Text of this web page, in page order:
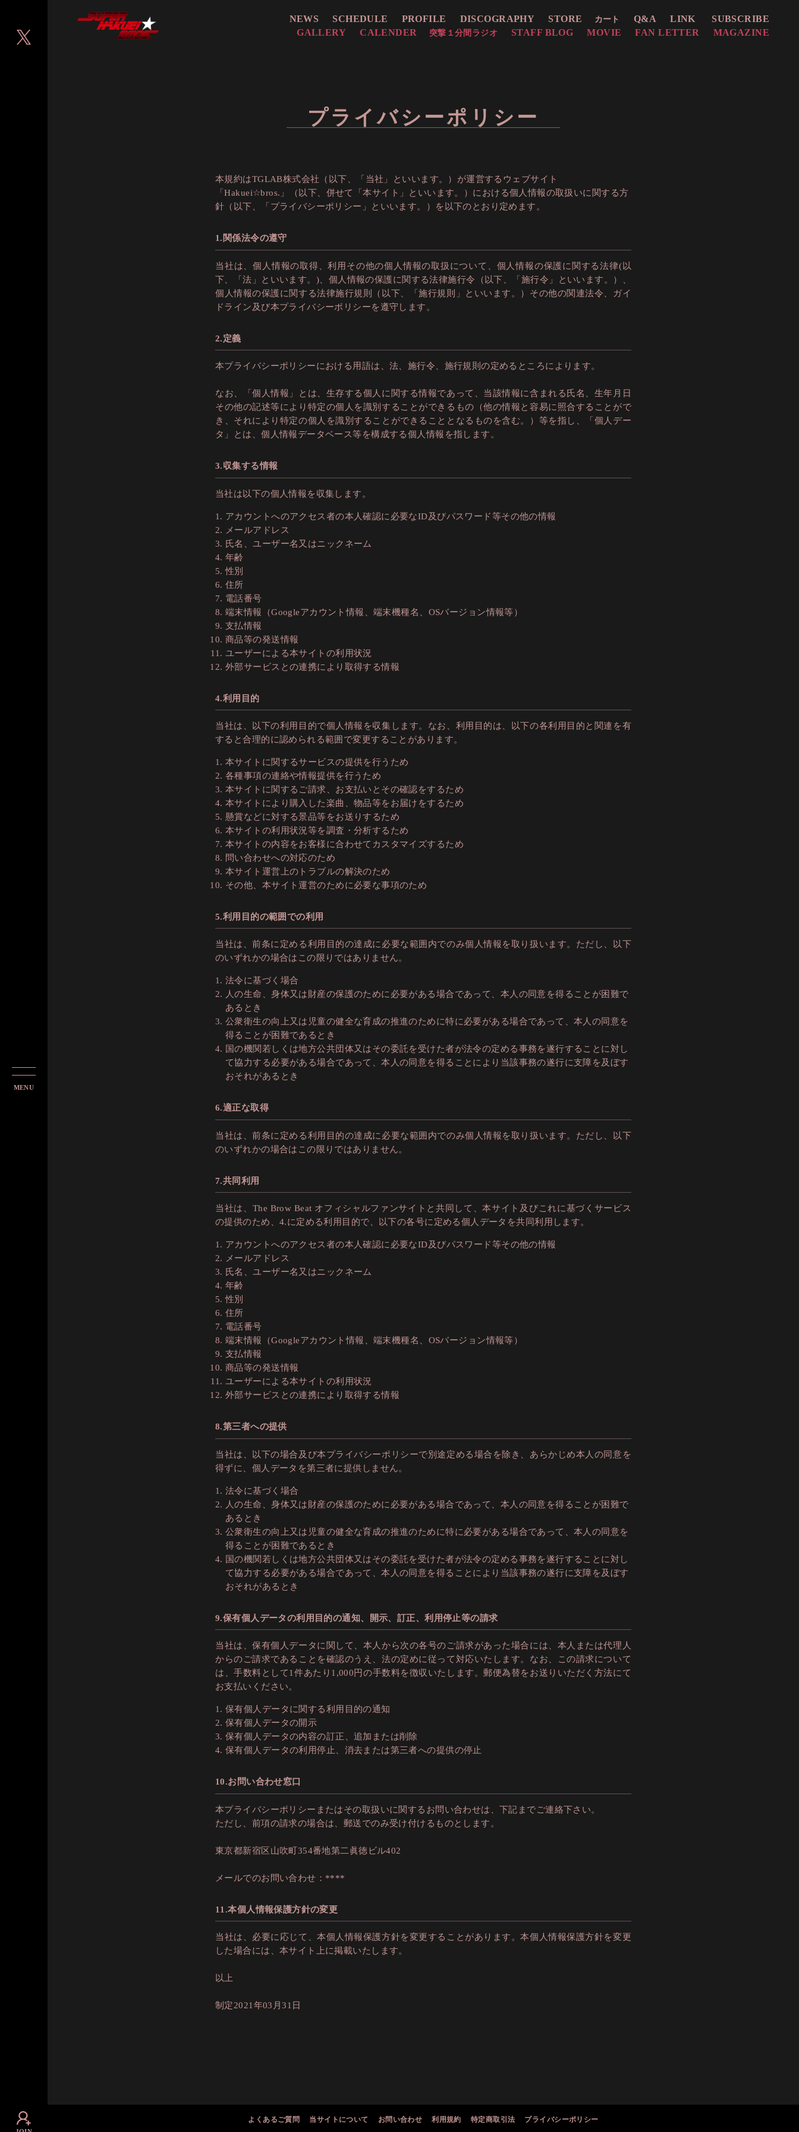
NEWS SCHEDULE PROFILE DISCOGRAPHY STORE カート Q&A LINK
SUBSCRIBE
GALLERY
CALENDER 突撃１分間ラジオ STAFF BLOG MOVIE FAN LETTER MAGAZINE
プライバシーポリシー
本規約はTGLAB株式会社（以下、「当社」といいます。）が運営するウェブサイト
「Hakuei☆bros.」（以下、併せて「本サイト」といいます。）における個人情報の取扱いに関する方
針（以下、「プライバシーポリシー」といいます。）を以下のとおり定めます。
1.関係法令の遵守
当社は、個人情報の取得、利用その他の個人情報の取扱について、個人情報の保護に関する法律(以
下、「法」といいます。)、個人情報の保護に関する法律施行令（以下、「施行令」といいます。）、
個人情報の保護に関する法律施行規則（以下、「施行規則」といいます。）その他の関連法令、ガイ
ドライン及び本プライバシーポリシーを遵守します。
2.定義
本プライバシーポリシーにおける用語は、法、施行令、施行規則の定めるところによります。
なお、「個人情報」とは、生存する個人に関する情報であって、当該情報に含まれる氏名、生年月日
その他の記述等により特定の個人を識別することができるもの（他の情報と容易に照合することがで
き、それにより特定の個人を識別することができることとなるものを含む。）等を指し、「個人デー
タ」とは、個人情報データベース等を構成する個人情報を指します。
3.収集する情報
当社は以下の個人情報を収集します。
アカウントへのアクセス者の本人確認に必要なID及びパスワード等その他の情報
メールアドレス
氏名、ユーザー名又はニックネーム
年齢
性別
住所
電話番号
端末情報（Googleアカウント情報、端末機種名、OSバージョン情報等）
支払情報
商品等の発送情報
ユーザーによる本サイトの利用状況
外部サービスとの連携により取得する情報
4.利用目的
当社は、以下の利用目的で個人情報を収集します。なお、利用目的は、以下の各利用目的と関連を有
すると合理的に認められる範囲で変更することがあります。
本サイトに関するサービスの提供を行うため
各種事項の連絡や情報提供を行うため
本サイトに関するご請求、お支払いとその確認をするため
本サイトにより購入した楽曲、物品等をお届けをするため
懸賞などに対する景品等をお送りするため
本サイトの利用状況等を調査・分析するため
本サイトの内容をお客様に合わせてカスタマイズするため
問い合わせへの対応のため
本サイト運営上のトラブルの解決のため
その他、本サイト運営のために必要な事項のため
5.利用目的の範囲での利用
当社は、前条に定める利用目的の達成に必要な範囲内でのみ個人情報を取り扱います。ただし、以下
のいずれかの場合はこの限りではありません。
法令に基づく場合
人の生命、身体又は財産の保護のために必要がある場合であって、本人の同意を得ることが困難で
あるとき
公衆衛生の向上又は児童の健全な育成の推進のために特に必要がある場合であって、本人の同意を
得ることが困難であるとき
国の機関若しくは地方公共団体又はその委託を受けた者が法令の定める事務を遂行することに対し
て協力する必要がある場合であって、本人の同意を得ることにより当該事務の遂行に支障を及ぼす
おそれがあるとき
6.適正な取得
当社は、前条に定める利用目的の達成に必要な範囲内でのみ個人情報を取り扱います。ただし、以下
のいずれかの場合はこの限りではありません。
7.共同利用
当社は、The Brow Beat オフィシャルファンサイトと共同して、本サイト及びこれに基づくサービス
の提供のため、4.に定める利用目的で、以下の各号に定める個人データを共同利用します。
アカウントへのアクセス者の本人確認に必要なID及びパスワード等その他の情報
メールアドレス
氏名、ユーザー名又はニックネーム
年齢
性別
住所
電話番号
端末情報（Googleアカウント情報、端末機種名、OSバージョン情報等）
支払情報
商品等の発送情報
ユーザーによる本サイトの利用状況
外部サービスとの連携により取得する情報
8.第三者への提供
当社は、以下の場合及び本プライバシーポリシーで別途定める場合を除き、あらかじめ本人の同意を
得ずに、個人データを第三者に提供しません。
法令に基づく場合
人の生命、身体又は財産の保護のために必要がある場合であって、本人の同意を得ることが困難で
あるとき
公衆衛生の向上又は児童の健全な育成の推進のために特に必要がある場合であって、本人の同意を
得ることが困難であるとき
国の機関若しくは地方公共団体又はその委託を受けた者が法令の定める事務を遂行することに対し
て協力する必要がある場合であって、本人の同意を得ることにより当該事務の遂行に支障を及ぼす
おそれがあるとき
9.保有個人データの利用目的の通知、開示、訂正、利用停止等の請求
当社は、保有個人データに関して、本人から次の各号のご請求があった場合には、本人または代理人
からのご請求であることを確認のうえ、法の定めに従って対応いたします。なお、この請求について
は、手数料として1件あたり1,000円の手数料を徴収いたします。郵便為替をお送りいただく方法にて
お支払いください。
保有個人データに関する利用目的の通知
保有個人データの開示
保有個人データの内容の訂正、追加または削除
保有個人データの利用停止、消去または第三者への提供の停止
10.お問い合わせ窓口
本プライバシーポリシーまたはその取扱いに関するお問い合わせは、下記までご連絡下さい。
ただし、前項の請求の場合は、郵送でのみ受け付けるものとします。
東京都新宿区山吹町354番地第二眞徳ビル402
メールでのお問い合わせ：****
11.本個人情報保護方針の変更
当社は、必要に応じて、本個人情報保護方針を変更することがあります。本個人情報保護方針を変更
した場合には、本サイト上に掲載いたします。
以上
制定2021年03月31日
よくあるご質問 当サイトについて お問い合わせ 利用規約 特定商取引法 プライバシーポリシー